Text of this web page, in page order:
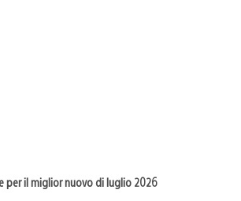
per il miglior nuovo di luglio 2026